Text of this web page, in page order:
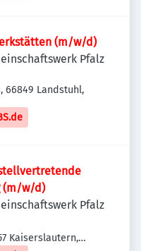
(m/w/d)
Pfalz
66849 Landstuhl,
(m/w/d)
Pfalz
Kaiserslautern,